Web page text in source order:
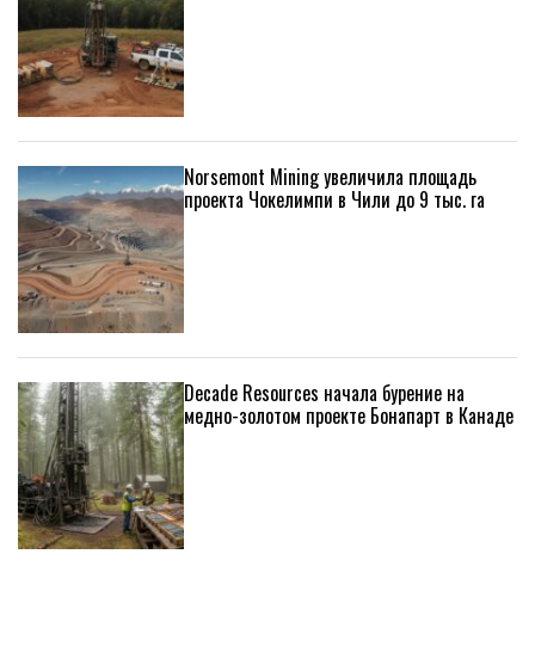
Norsemont Mining увеличила площадь
проекта Чокелимпи в Чили до 9 тыс. га
Decade Resources начала бурение на
медно-золотом проекте Бонапарт в Канаде